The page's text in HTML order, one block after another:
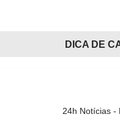
DICA DE
24h Notícias -